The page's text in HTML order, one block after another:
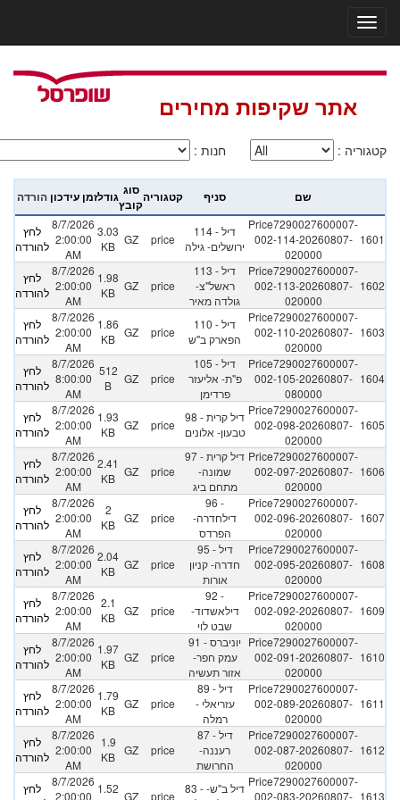
אתר שקיפות מחירים
: חנות : קטגוריה
הורדה זמן עידכוןגודל סוג
קובץקטגוריה סניף שם
לחץ
להורדה
8/7/2026
2:00:00
AM
3.03
KB GZ price
114 - דיל
ירושלים- גילה
Price7290027600007-
002-114-20260807-
020000
1601
לחץ
להורדה
8/7/2026
2:00:00
AM
1.98
KB GZ price
113 - דיל
ראשל"צ-
גולדה מאיר
Price7290027600007-
002-113-20260807-
020000
1602
לחץ
להורדה
8/7/2026
2:00:00
AM
1.86
KB GZ price
110 - דיל
הפארק ב"ש
Price7290027600007-
002-110-20260807-
020000
1603
לחץ
להורדה
8/7/2026
8:00:00
AM
512
B
GZ price
105 - דיל
פ"ת- אליעזר
פרדימן
Price7290027600007-
002-105-20260807-
080000
1604
לחץ
להורדה
8/7/2026
2:00:00
AM
1.93
KB GZ price
98 - דיל קרית
טבעון- אלונים
Price7290027600007-
002-098-20260807-
020000
1605
לחץ
להורדה
8/7/2026
2:00:00
AM
2.41
KB GZ price
97 - דיל קרית
שמונה-
מתחם ביג
Price7290027600007-
002-097-20260807-
020000
1606
לחץ
להורדה
8/7/2026
2:00:00
AM
2
KB GZ price
96 -
דילחדרה-
הפרדס
Price7290027600007-
002-096-20260807-
020000
1607
לחץ
להורדה
8/7/2026
2:00:00
AM
2.04
KB GZ price
95 - דיל
חדרה- קניון
אורות
Price7290027600007-
002-095-20260807-
020000
1608
לחץ
להורדה
8/7/2026
2:00:00
AM
2.1
KB GZ price
92 -
דילאשדוד-
שבט לוי
Price7290027600007-
002-092-20260807-
020000
1609
לחץ
להורדה
8/7/2026
2:00:00
AM
1.97
KB GZ price
91 - יוניברס
עמק חפר-
אזור תעשיה
Price7290027600007-
002-091-20260807-
020000
1610
לחץ
להורדה
8/7/2026
2:00:00
AM
1.79
KB GZ price
89 - דיל
עזריאלי -
רמלה
Price7290027600007-
002-089-20260807-
020000
1611
לחץ
להורדה
8/7/2026
2:00:00
AM
1.9
KB GZ price
87 - דיל
רעננה-
החרושת
Price7290027600007-
002-087-20260807-
020000
1612
לחץ
8/7/2026
2:00:00
1.52
GZ price
83 - דיל ב"ש-
Price7290027600007-
002-083-20260807- 1613